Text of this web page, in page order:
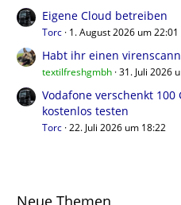
Eigene Cloud betreiben
Torc 1. August 2026 um 22:01
Habt ihr einen
textilfreshgmbh 31. Juli 2026
Vodafone verschenkt 100
kostenlos testen
Torc 22. Juli 2026 um 18:22
Neue Themen